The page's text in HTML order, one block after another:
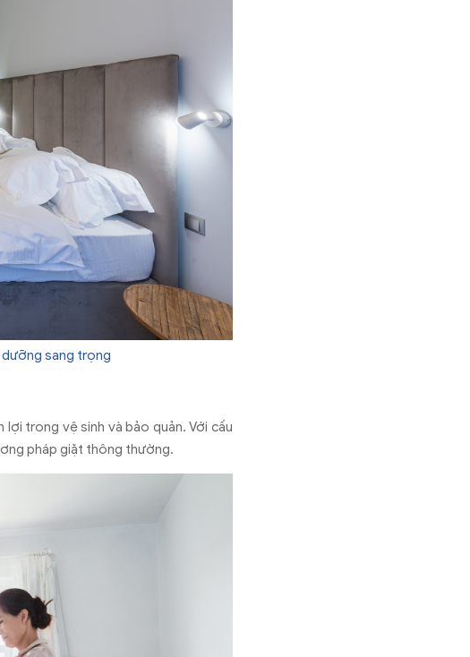
dưỡng sang trọng
trong vệ sinh và bảo quản. Với cấu
pháp giặt thông thường.